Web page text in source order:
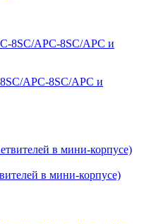
APC-8SC/APC и
в мини-корпусе)